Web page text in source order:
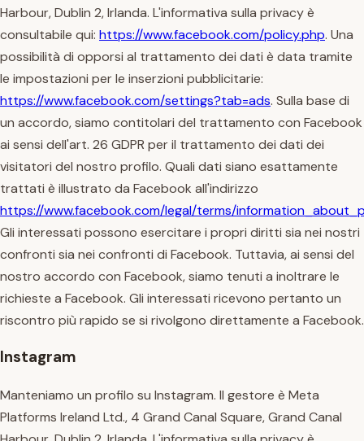
Harbour, Dublin 2, Irlanda. L'informativa sulla privacy è
consultabile qui: https://www.facebook.com/policy.php. Una
possibilità di opporsi al trattamento dei dati è data tramite
le impostazioni per le inserzioni pubblicitarie:
https://www.facebook.com/settings?tab=ads. Sulla base di
un accordo, siamo contitolari del trattamento con Facebook
ai sensi dell'art. 26 GDPR per il trattamento dei dati dei
visitatori del nostro profilo. Quali dati siano esattamente
trattati è illustrato da Facebook all'indirizzo
https://www.facebook.com/legal/terms/
Gli interessati possono esercitare i propri diritti sia nei nostri
confronti sia nei confronti di Facebook. Tuttavia, ai sensi del
nostro accordo con Facebook, siamo tenuti a inoltrare le
richieste a Facebook. Gli interessati ricevono pertanto un
riscontro più rapido se si rivolgono direttamente a Facebook.
Instagram
Manteniamo un profilo su Instagram. Il gestore è Meta
Platforms Ireland Ltd., 4 Grand Canal Square, Grand Canal